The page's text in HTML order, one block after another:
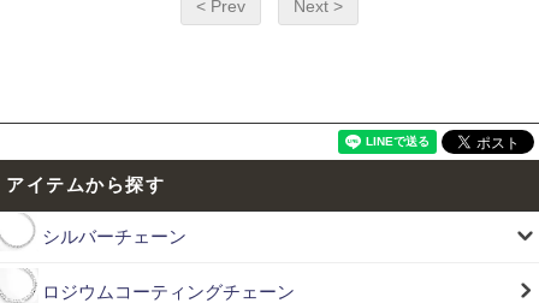
< Prev Next >
アイテムから探す
シルバーチェーン
ロジウムコーティングチェーン